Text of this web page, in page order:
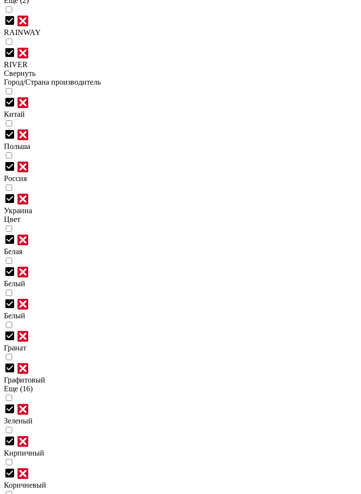
RAINWAY
RIVER
Свернуть
Город/Страна производитель
Китай
Польша
Россия
Украина
Цвет
Белая
Белый
Белый
Гранат
Графитовый
Еще (16)
Зеленый
Кирпичный
Коричневый